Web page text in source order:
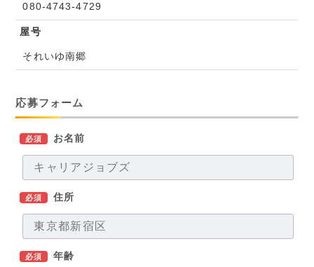
080-4743-4729
屋号
それいゆ南郷
応募フォーム
必須 お名前
必須 住所
必須 年齢